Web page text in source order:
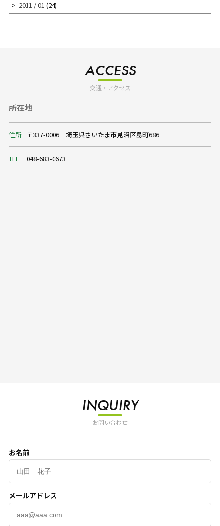
2011 / 01 (24)
ACCESS
交通・アクセス
所在地
住所 〒337-0006 埼玉県さいたま市見沼区島町686
TEL 048-683-0673
INQUIRY
お問い合わせ
お名前
メールアドレス